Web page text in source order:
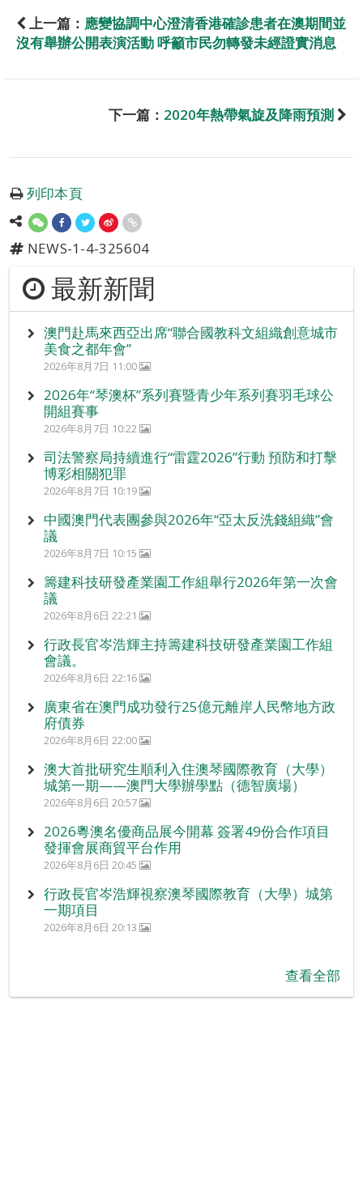
上一篇： 應變協調中心澄清香港確診患者在澳期間並
沒有舉辦公開表演活動 呼籲市民勿轉發未經證實消息
下一篇： 2020年熱帶氣旋及降雨預測
列印本頁
NEWS-1-4-325604
最新新聞
澳門赴馬來西亞出席“聯合國教科文組織創意城市
美食之都年會”
2026年8月7日 11:00
2026年“琴澳杯”系列賽暨青少年系列賽羽毛球公
開組賽事
2026年8月7日 10:22
司法警察局持續進行“雷霆2026”行動 預防和打擊
博彩相關犯罪
2026年8月7日 10:19
中國澳門代表團參與2026年“亞太反洗錢組織”會
議
2026年8月7日 10:15
籌建科技研發產業園工作組舉行2026年第一次會
議
2026年8月6日 22:21
行政長官岑浩輝主持籌建科技研發產業園工作組
會議。
2026年8月6日 22:16
廣東省在澳門成功發行25億元離岸人民幣地方政
府債券
2026年8月6日 22:00
澳大首批研究生順利入住澳琴國際教育（大學）
城第一期——澳門大學辦學點（德智廣場）
2026年8月6日 20:57
2026粵澳名優商品展今開幕 簽署49份合作項目
發揮會展商貿平台作用
2026年8月6日 20:45
行政長官岑浩輝視察澳琴國際教育（大學）城第
一期項目
2026年8月6日 20:13
查看全部